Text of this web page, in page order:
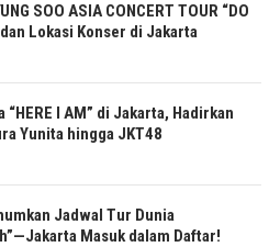
SOO ASIA CONCERT TOUR “DO
Lokasi Konser di Jakarta
“HERE I AM” di Jakarta, Hadirkan
Yunita hingga JKT48
Jadwal Tur Dunia
Masuk dalam Daftar!